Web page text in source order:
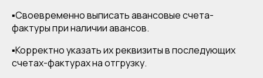
▪️Своевременно выписать авансовые счета-
фактуры при наличии авансов.
▪️Корректно указать их реквизиты в последующих
счетах-фактурах на отгрузку.